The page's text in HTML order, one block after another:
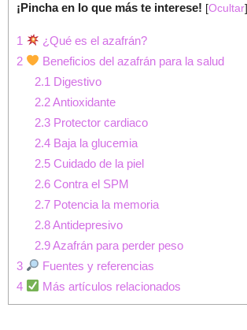
¡Pincha en lo que más te interese! [Ocultar]
1
¿Qué es el azafrán?
2
Beneficios del azafrán para la salud
2.1 Digestivo
2.2Antioxidante
2.3Protector cardiaco
2.4Baja la glucemia
2.5Cuidado de la piel
2.6Contra el SPM
2.7Potencia la memoria
2.8Antidepresivo
2.9Azafrán para perder peso
3
Fuentes y referencias
4
Más artículos relacionados